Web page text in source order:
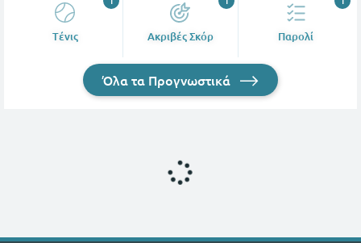
Tένις Ακριβές Σκόρ Παρολί
Όλα τα Προγνωστικά